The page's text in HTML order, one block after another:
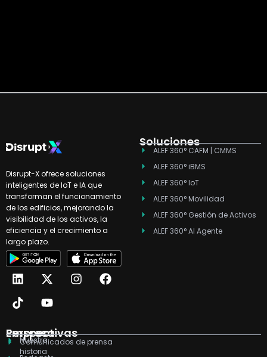
Disrupt-X ofrece soluciones
inteligentes de IoT e IA que
transforman el funcionamiento
de los edificios, mejorando la
visibilidad de los activos, la
eficiencia y el crecimiento a
largo plazo.
L
i
n
k
d
X
-
t
w
t
t
I
n
g
r
F
a
o
o
T
i
k
t
k
Y
o
u
t
b
e
Soluciones
ALEF 360° CAFM | CMMS
ALEF 360° iBMS
ALEF 360° IoT
ALEF 360° Movilidad
ALEF 360° Gestión de Activos
ALEF 360° AI Agente
Empresa
Nuestra
historia
Perspectivas
Comunicados de prensa